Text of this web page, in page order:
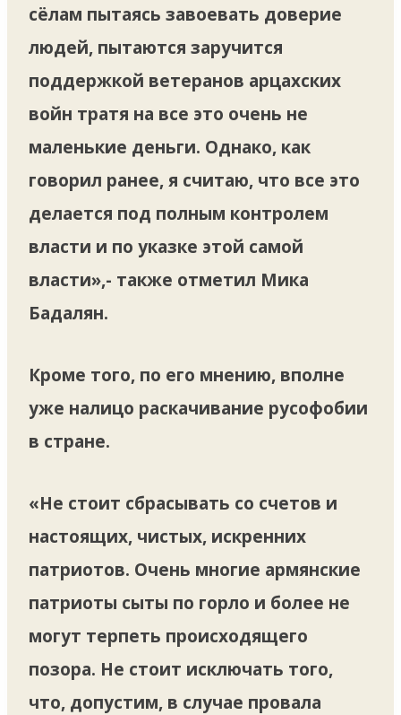
сёлам пытаясь завоевать доверие
людей, пытаются заручится
поддержкой ветеранов арцахских
войн тратя на все это очень не
маленькие деньги. Однако, как
говорил ранее, я считаю, что все это
делается под полным контролем
власти и по указке этой самой
власти»,- также отметил Мика
Бадалян.
Кроме того, по его мнению, вполне
уже налицо раскачивание русофобии
в стране.
«Не стоит сбрасывать со счетов и
настоящих, чистых, искренних
патриотов. Очень многие армянские
патриоты сыты по горло и более не
могут терпеть происходящего
позора. Не стоит исключать того,
что, допустим, в случае провала